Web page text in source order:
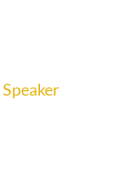
Speaker